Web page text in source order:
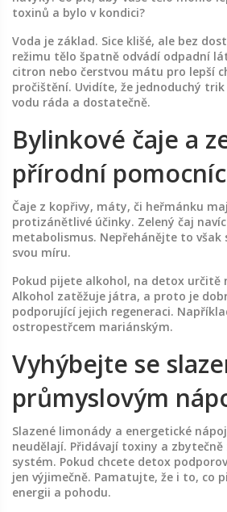
toxinů a bylo v kondici?
Voda je základ. Sice klišé, ale bez
režimu tělo špatně odvádí odpadní
citron nebo čerstvou mátu pro lepší
pročištění. Uvidíte, že jednoduchý
vodu ráda a dostatečně.
Bylinkové čaje a
přírodní
Čaje z kopřivy, máty, či heřmánku
protizánětlivé účinky. Zelený čaj
metabolismus. Nepřehánějte to však
svou míru.
Pokud pijete alkohol, na detox určitě
Alkohol zatěžuje játra, a proto je
podporující jejich regeneraci.
ostropestřcem mariánským.
Vyhýbejte se
průmyslovým
Slazené limonády a energetické
neudělají. Přidávají toxiny a
systém. Pokud chcete detox
jen výjimečně. Pamatujte, že i to, co
energii a pohodu.